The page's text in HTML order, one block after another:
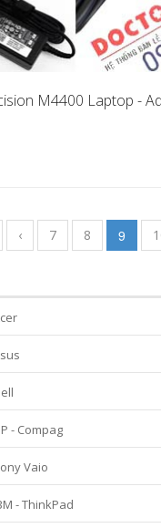
M4400 Laptop -
‹ 7 8 9
- Compag
Vaio
- ThinkPad